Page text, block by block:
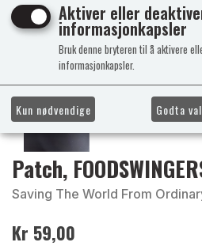
Patch,
Saving The World From
Kr 59,00
Aktiver eller
informasjonkapsler
Bruk denne bryteren til å aktivere
informasjonkapsler.
Kun nødvendige Godta